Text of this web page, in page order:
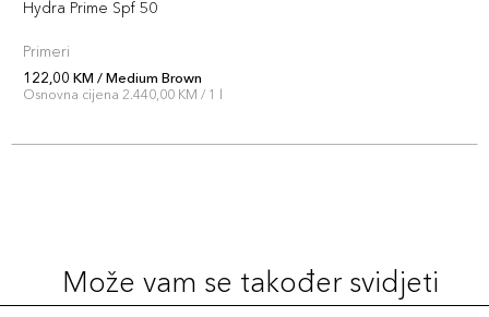
Hydra Prime Spf 50
Primeri
122,00 KM / Medium Brown
Osnovna cijena 2.440,00 KM / 1 l
Može vam se također svidjeti